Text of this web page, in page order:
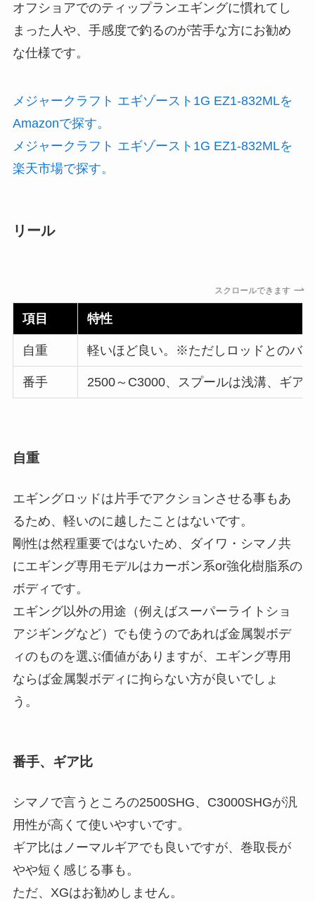
オフショアでのティップランエギングに慣れてし
まった人や、手感度で釣るのが苦手な方にお勧め
な仕様です。
メジャークラフト エギゾースト1G EZ1-832MLを
Amazonで探す。
メジャークラフト エギゾースト1G EZ1-832MLを
楽天市場で探す。
リール
スクロールできます
項目 特性
自重 軽いほど良い。※ただしロッドとのバ
番手 2500～C3000、スプールは浅溝、ギア
自重
エギングロッドは片手でアクションさせる事もあ
るため、軽いのに越したことはないです。
剛性は然程重要ではないため、ダイワ・シマノ共
にエギング専用モデルはカーボン系or強化樹脂系の
ボディです。
エギング以外の用途（例えばスーパーライトショ
アジギングなど）でも使うのであれば金属製ボデ
ィのものを選ぶ価値がありますが、エギング専用
ならば金属製ボディに拘らない方が良いでしょ
う。
番手、ギア比
シマノで言うところの2500SHG、C3000SHGが汎
用性が高くて使いやすいです。
ギア比はノーマルギアでも良いですが、巻取長が
やや短く感じる事も。
ただ、XGはお勧めしません。